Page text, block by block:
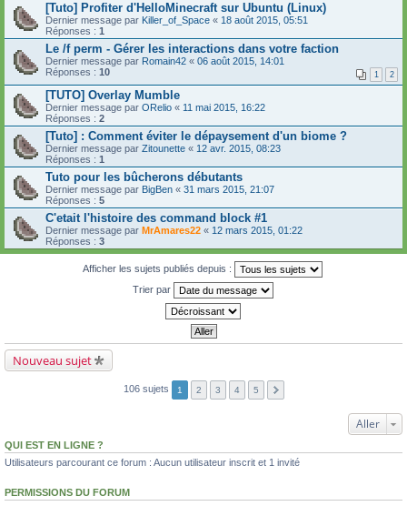
[Tuto] Profiter d'HelloMinecraft sur Ubuntu (Linux)
Dernier message par Killer_of_Space « 18 août 2015, 05:51
Réponses : 1
Le /f perm - Gérer les interactions dans votre faction
Dernier message par Romain42 « 06 août 2015, 14:01
Réponses : 10 1 2
[TUTO] Overlay Mumble
Dernier message par ORelio « 11 mai 2015, 16:22
Réponses : 2
[Tuto] : Comment éviter le dépaysement d'un biome ?
Dernier message par Zitounette « 12 avr. 2015, 08:23
Réponses : 1
Tuto pour les bûcherons débutants
Dernier message par BigBen « 31 mars 2015, 21:07
Réponses : 5
C'etait l'histoire des command block #1
Dernier message par MrAmares22 « 12 mars 2015, 01:22
Réponses : 3
Afficher les sujets publiés depuis :
Trier par
Nouveau sujet
106 sujets 1 2 3 4 5
Aller
QUI EST EN LIGNE ?
Utilisateurs parcourant ce forum : Aucun utilisateur inscrit et 1 invité
PERMISSIONS DU FORUM